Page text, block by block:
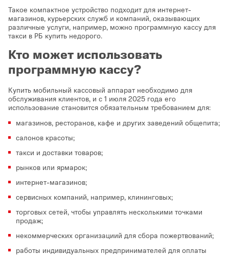
Такое компактное устройство подходит для интернет-
магазинов, курьерских служб и компаний, оказывающих
различные услуги, например, можно программную кассу для
такси в РБ купить недорого.
Кто может использовать
программную кассу?
Купить мобильный кассовый аппарат необходимо для
обслуживания клиентов, и с 1 июля 2025 года его
использование становится обязательным требованием для:
магазинов, ресторанов, кафе и других заведений общепита;
салонов красоты;
такси и доставки товаров;
рынков или ярмарок;
интернет-магазинов;
сервисных компаний, например, клининговых;
торговых сетей, чтобы управлять несколькими точками
продаж;
некоммерческих организациий для сбора пожертвований;
работы индивидуальных предпринимателей для оплаты